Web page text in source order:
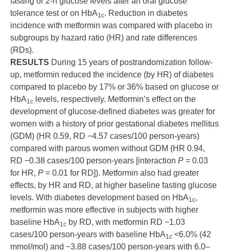
tolerance test or on HbA1c. Reduction in diabetes
incidence with metformin was compared with placebo in
subgroups by hazard ratio (HR) and rate differences
(RDs).
RESULTS During 15 years of postrandomization follow-
up, metformin reduced the incidence (by HR) of diabetes
compared to placebo by 17% or 36% based on glucose or
HbA1c levels, respectively. Metformin’s effect on the
development of glucose-defined diabetes was greater for
women with a history of prior gestational diabetes mellitus
(GDM) (HR 0.59, RD −4.57 cases/100 person-years)
compared with parous women without GDM (HR 0.94,
RD −0.38 cases/100 person-years [interaction P = 0.03
for HR, P = 0.01 for RD]). Metformin also had greater
effects, by HR and RD, at higher baseline fasting glucose
levels. With diabetes development based on HbA1c,
metformin was more effective in subjects with higher
baseline HbA1c by RD, with metformin RD −1.03
cases/100 person-years with baseline HbA1c <6.0% (42
mmol/mol) and −3.88 cases/100 person-years with 6.0–